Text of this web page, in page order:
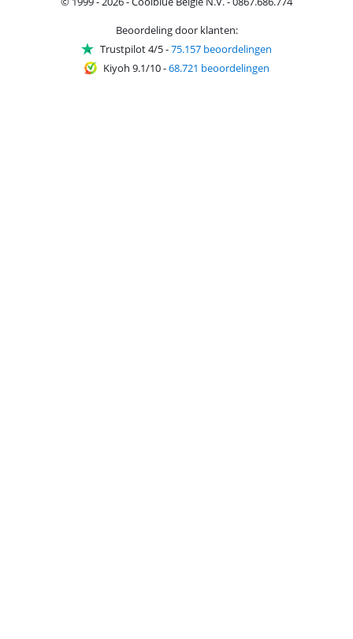
Beoordeling door klanten:
Trustpilot 4/5-75.157 beoordelingen
Kiyoh 9.1/10-68.721 beoordelingen